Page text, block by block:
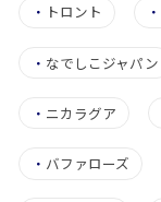
・ トロント ・
・ なでしこジャパン
・ ニカラグア
・ バファローズ